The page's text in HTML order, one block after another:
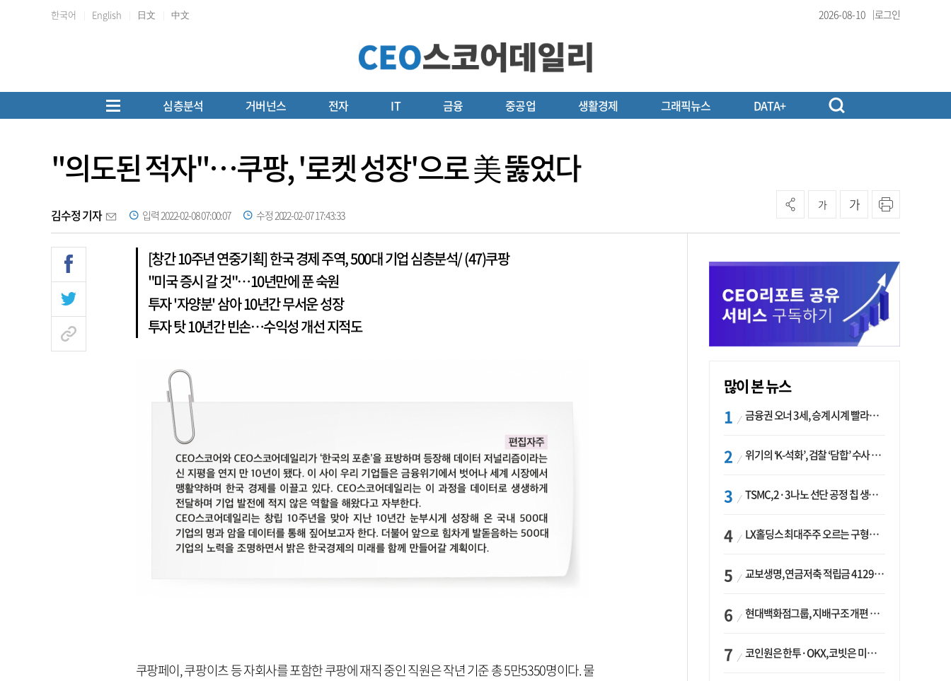
한국어 English 日文 中文 2026-08-10 로그인
심층분석 거버넌스 전자 IT 금융 중공업 생활경제 그래픽뉴스 DATA+
"의도된 적자"…쿠팡, '로켓 성장'으로 美 뚫었다
김수정 기자 입력 2022-02-08 07:00:07 수정 2022-02-07 17:43:33
가 가
[창간 10주년 연중기획] 한국 경제 주역, 500대 기업 심층분석/ (47)쿠팡
"미국 증시 갈 것"…10년만에 푼 숙원
투자 '자양분' 삼아 10년간 무서운 성장
투자 탓 10년간 빈손…수익성 개선 지적도
쿠팡페이, 쿠팡이츠 등 자회사를 포함한 쿠팡에 재직 중인 직원은 작년 기준 총 5만5350명이다. 물
많이 본 뉴스
금융권 오너 3세, 승계 시계 빨라지나…한국투자 ‘속도’·미래에셋·메리츠는 ‘거리두기’
위기의 ‘K-석화’, 검찰 ‘담합’ 수사 착수…“LG·한화·롯데 등 7개 업체, 8개 제품 가격 담합”
TSMC, 2·3나노 선단 공정 칩 생산 가속화…삼성, 파운드리 확장 변수 맞나
LX홀딩스 최대주주 오르는 구형모 사장…계열사 실적 개선 ‘과제’
교보생명, 연금저축 적립금 4129억 증가 ‘1위’…KB라이프는 최대 감소율
현대백화점그룹, 지배구조 개편 작업…지주사 행위제한 요건 해소
코인원은 한투·OKX, 코빗은 미래에셋…중소 거래소 ‘금융 동맹’ 승부수